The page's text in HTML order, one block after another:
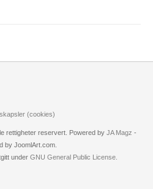
(cookies)
rettigheter reservert. Powered by JA Magz -
by JoomlArt.com.
under GNU General Public License.